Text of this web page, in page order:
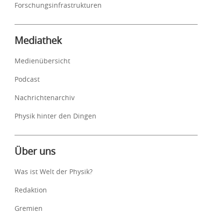
Forschungsinfrastrukturen
Mediathek
Medienübersicht
Podcast
Nachrichtenarchiv
Physik hinter den Dingen
Über uns
Was ist Welt der Physik?
Redaktion
Gremien